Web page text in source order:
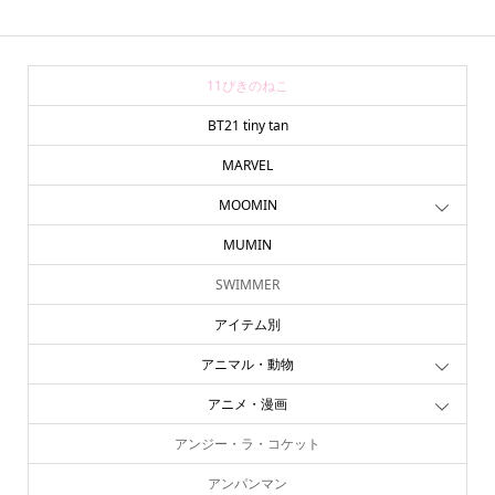
11ぴきのねこ
BT21 tiny tan
MARVEL
MOOMIN
MUMIN
SWIMMER
アイテム別
アニマル・動物
アニメ・漫画
アンジー・ラ・コケット
アンパンマン
company info contact us